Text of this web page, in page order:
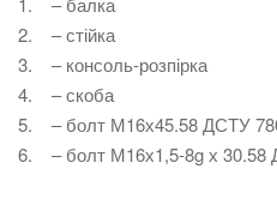
2. – стійка
3. – консоль-розпірка
4. – скоба
5. – болт М16х45.58 ДСТУ
6. – болт М16х1,5-8g х 30.58